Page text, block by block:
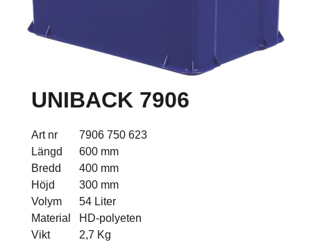
UNIBACK 7906
Art nr
7906 750 623
Längd
600 mm
Bredd
400 mm
Höjd
300 mm
Volym
54 Liter
Material
HD-polyeten
Vikt
2,7 Kg